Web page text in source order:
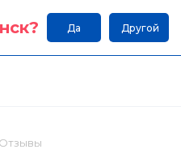
? Да Другой
Отзывы